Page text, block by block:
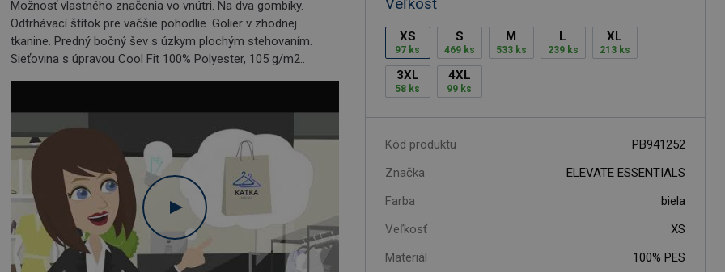
Možnosť vlastného značenia vo vnútri. Na dva gombíky.
Odtrhávací štítok pre väčšie pohodlie. Golier v zhodnej
tkanine. Predný bočný šev s úzkym plochým stehovaním.
Sieťovina s úpravou Cool Fit 100% Polyester, 105 g/m2..
Veľkosť
XS
97 ks
S
469 ks
M
533 ks
L
239 ks
XL
213 ks
3XL
58 ks
4XL
99 ks
Kód produktu
PB941252
Značka
ELEVATE ESSENTIALS
Farba
biela
Veľkosť
XS
Materiál
100% PES